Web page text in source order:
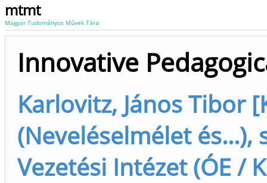
mtmt
Magyar Tudományos Művek Tára
Innovative
Karlovitz, János Tibor
(Neveléselmélet és...),
Vezetési Intézet (ÓE /